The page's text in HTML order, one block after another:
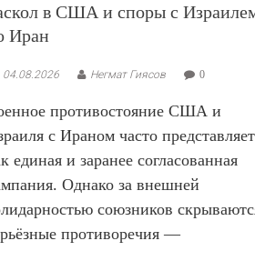
в США и споры с
Иран
04.08.2026 Негмат Гиясов 0
противостояние США и
с Ираном часто
единая и заранее согласованная
Однако за внешней
союзников
противоречия —